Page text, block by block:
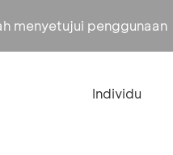
menyetujui penggunaan
Individu